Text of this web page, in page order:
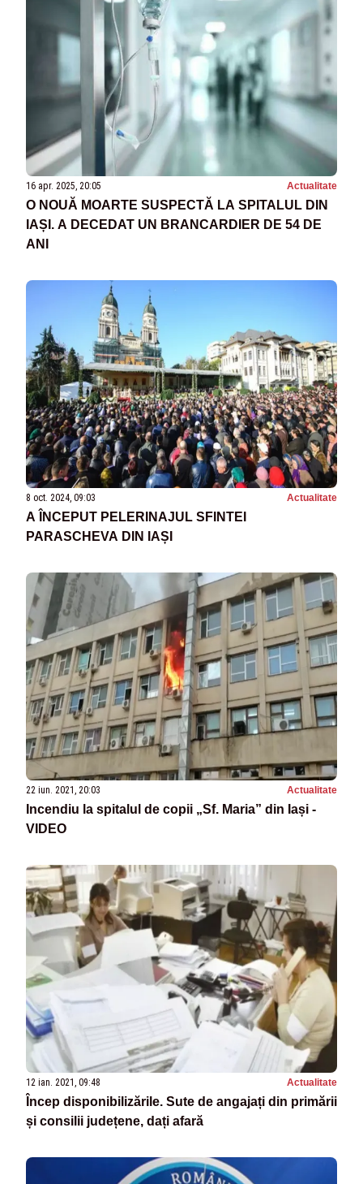
16 apr. 2025, 20:05 Actualitate
O NOUĂ MOARTE SUSPECTĂ LA SPITALUL DIN
IAȘI. A DECEDAT UN BRANCARDIER DE 54 DE
ANI
8 oct. 2024, 09:03 Actualitate
A ÎNCEPUT PELERINAJUL SFINTEI
PARASCHEVA DIN IAȘI
22 iun. 2021, 20:03 Actualitate
Incendiu la spitalul de copii „Sf. Maria” din Iași -
VIDEO
12 ian. 2021, 09:48 Actualitate
Încep disponibilizările. Sute de angajați din primării
și consilii județene, dați afară